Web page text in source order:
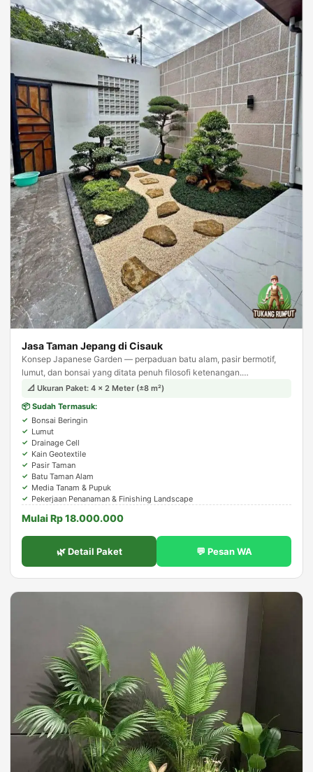
Jasa Taman Jepang di Cisauk
Konsep Japanese Garden — perpaduan batu alam, pasir bermotif,
lumut, dan bonsai yang ditata penuh filosofi ketenangan.
Menghadirkan suasana zen dan meditatif di halaman rumah Anda.
📐 Ukuran Paket: 4 × 2 Meter (±8 m²)
📦 Sudah Termasuk:
Bonsai Beringin
Lumut
Drainage Cell
Kain Geotextile
Pasir Taman
Batu Taman Alam
Media Tanam & Pupuk
Pekerjaan Penanaman & Finishing Landscape
Mulai Rp 18.000.000
🌿 Detail Paket 💬 Pesan WA